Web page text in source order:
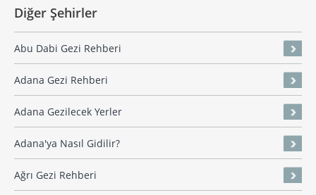
Diğer Şehirler
Abu Dabi Gezi Rehberi
Adana Gezi Rehberi
Adana Gezilecek Yerler
Adana'ya Nasıl Gidilir?
Ağrı Gezi Rehberi